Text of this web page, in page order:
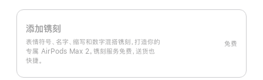
添加镌刻
表情符号、名字、缩写和数字混搭镌刻，打造你的
专属 AirPods Max 2。镌刻服务免费，送货也
快捷。
免费